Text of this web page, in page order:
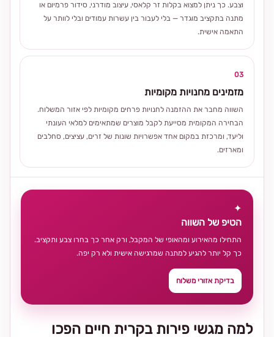
וצבע. כך ניתן למצוא בקלות זר קלאסי, עיצוב מודרני, סידור פרמיום או
מתנה בתקציב מוגדר — בלי לעבור בין עשרות עמודים ובלי לוותר על
התאמה אישית.
03
מזמינים מחנויות מקומיות
השווה מחבר את ההזמנה לחנויות פרחים מקומיות לפי אזור המשלוח.
הבחירה המקומית מסייעת לקבל מוצרים שמתאימים למלאי העונתי
וליעד, ומרכזת במקום אחד אפשרויות שונות של זרים, עציצים, סחלבים
ומארזים.
למה מגשי פירות בקרית חיים הפכו
✦
הטיפ של השווה
התחילו מהאירוע ומהאופי של המקבל, ורק אחר כך בחרו צבע ותקציב.
כך קל יותר להגיע למתנה שמרגישה אישית ולא רק יפה.
בדיקת אזורי משלוח